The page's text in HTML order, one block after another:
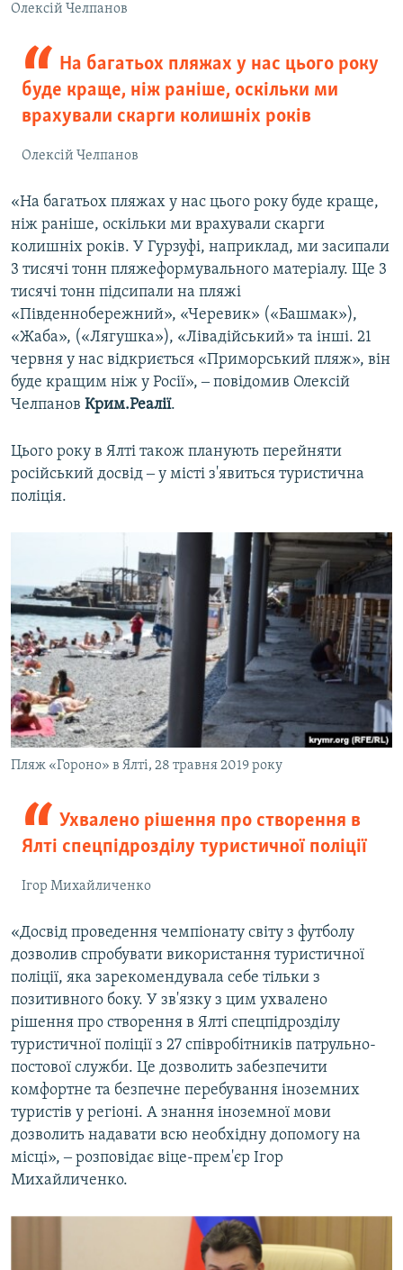
Олексій Челпанов
На багатьох пляжах у нас цього року
буде краще, ніж раніше, оскільки ми
врахували скарги колишніх років
Олексій Челпанов
«На багатьох пляжах у нас цього року буде краще,
ніж раніше, оскільки ми врахували скарги
колишніх років. У Гурзуфі, наприклад, ми засипали
3 тисячі тонн пляжеформувального матеріалу. Ще 3
тисячі тонн підсипали на пляжі
«Південнобережний», «Черевик» («Башмак»),
«Жаба», («Лягушка»), «Лівадійський» та інші. 21
червня у нас відкриється «Приморський пляж», він
буде кращим ніж у Росії», ‒ повідомив Олексій
Челпанов Крим.Реалії.
Цього року в Ялті також планують перейняти
російський досвід ‒ у місті з'явиться туристична
поліція.
Пляж «Гороно» в Ялті, 28 травня 2019 року
Ухвалено рішення про створення в
Ялті спецпідрозділу туристичної поліції
Ігор Михайличенко
«Досвід проведення чемпіонату світу з футболу
дозволив спробувати використання туристичної
поліції, яка зарекомендувала себе тільки з
позитивного боку. У зв'язку з цим ухвалено
рішення про створення в Ялті спецпідрозділу
туристичної поліції з 27 співробітників патрульно-
постової служби. Це дозволить забезпечити
комфортне та безпечне перебування іноземних
туристів у регіоні. А знання іноземної мови
дозволить надавати всю необхідну допомогу на
місці», ‒ розповідає віце-прем'єр Ігор
Михайличенко.